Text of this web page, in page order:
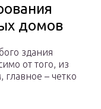
домов
здания
от того, из
главное – четко